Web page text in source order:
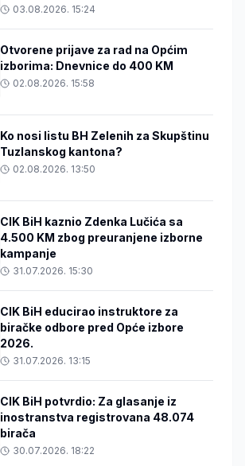
03.08.2026. 15:24
Otvorene prijave za rad na Općim
izborima: Dnevnice do 400 KM
02.08.2026. 15:58
Ko nosi listu BH Zelenih za Skupštinu
Tuzlanskog kantona?
02.08.2026. 13:50
CIK BiH kaznio Zdenka Lučića sa
4.500 KM zbog preuranjene izborne
kampanje
31.07.2026. 15:30
CIK BiH educirao instruktore za
biračke odbore pred Opće izbore
2026.
31.07.2026. 13:15
CIK BiH potvrdio: Za glasanje iz
inostranstva registrovana 48.074
birača
30.07.2026. 18:22